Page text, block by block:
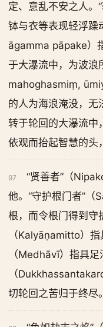
定、意乱不安之人。
钵与衣等表现轻浮躁
āgamma pāpake）
于大瀑流中，为波浪
mahoghasmiṃ,
的人为海浪淹没，无
转于轮回的大瀑流中
依观而抬起智慧的头
97
“贤善者”（
他。“守护根门者”
根，而令根门得到守
（Kalyāṇamitto）
（Medhāvī）指具
（
切轮回之苦归于终尽。